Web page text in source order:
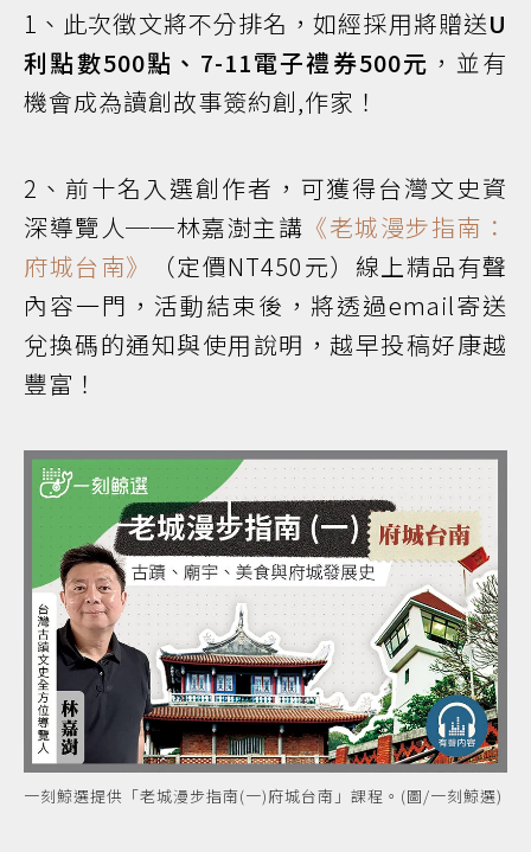
1、此次徵文將不分排名，如經採用將贈送U
利點數500點、7-11電子禮券500元 ，並有
機會成為讀創故事簽約創,作家！
2、前十名入選創作者，可獲得台灣文史資
深導覽人──林嘉澍主講 《老城漫步指南：
府城台南》
（定價NT450元）線上精品有聲
內容一門，活動結束後，將透過email寄送
兌換碼的通知與使用說明，越早投稿好康越
豐富！
一刻鯨選提供「老城漫步指南(一)府城台南」課程。(圖/一刻鯨選)